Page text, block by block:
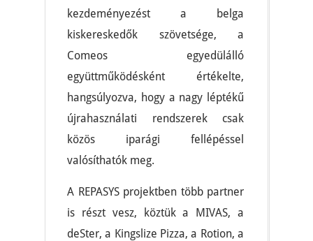
kezdeményezést a belga
kiskereskedők szövetsége, a
Comeos egyedülálló
együttműködésként értékelte,
hangsúlyozva, hogy a nagy léptékű
újrahasználati rendszerek csak
közös iparági fellépéssel
valósíthatók meg.
A REPASYS projektben több partner
is részt vesz, köztük a MIVAS, a
deSter, a Kingslize Pizza, a Rotion, a